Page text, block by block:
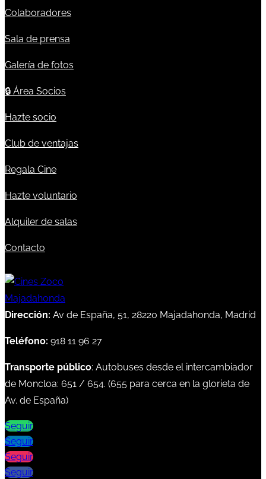
Colaboradores
Sala de prensa
Galería de fotos
🔒 Área Socios
Hazte socio
Club de ventajas
Regala Cine
Hazte voluntario
Alquiler de salas
Contacto
Dirección: Av de España, 51, 28220 Majadahonda, Madrid
Teléfono: 918 11 96 27
Transporte público: Autobuses desde el intercambiador
de Moncloa: 651 / 654. (655 para cerca en la glorieta de
Av. de España)
Seguir
Seguir
Seguir
Seguir